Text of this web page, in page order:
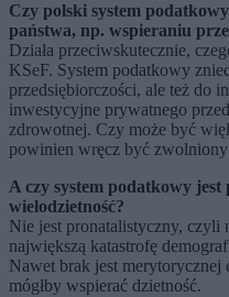
Czy polski system
państwa, np. wspieraniu
Działa przeciwskutecznie,
KSeF. System podatkowy
przedsiębiorczości, ale też do
inwestycyjne prywatnego
zdrowotnej. Czy może być
powinien wręcz być
A czy system podatkowy
wielodzietność?
Nie jest pronatalistyczny, czyli
największą katastrofę
Nawet brak jest
mógłby wspierać dzietność.